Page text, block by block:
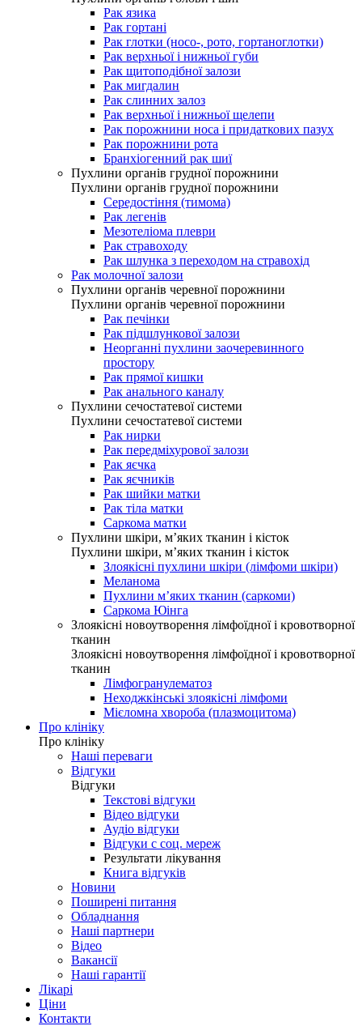
Рак язика
Рак гортані
Рак глотки (носо-, рото, гортаноглотки)
Рак верхньої і нижньої губи
Рак щитоподібної залози
Рак мигдалин
Рак слинних залоз
Рак верхньої і нижньої щелепи
Рак порожнини носа і придаткових пазух
Рак порожнини рота
Бранхіогенний рак шиї
Пухлини органів грудної порожнини
Пухлини органів грудної порожнини
Середостіння (тимома)
Рак легенів
Мезотеліома плеври
Рак стравоходу
Рак шлунка з переходом на стравохід
Рак молочної залози
Пухлини органів черевної порожнини
Пухлини органів черевної порожнини
Рак печінки
Рак підшлункової залози
Неорганні пухлини заочеревинного
простору
Рак прямої кишки
Рак анального каналу
Пухлини сечостатевої системи
Пухлини сечостатевої системи
Рак нирки
Рак передміхурової залози
Рак яєчка
Рак яєчників
Рак шийки матки
Рак тіла матки
Саркома матки
Пухлини шкіри, м’яких тканин і кісток
Пухлини шкіри, м’яких тканин і кісток
Злоякісні пухлини шкіри (лімфоми шкіри)
Меланома
Пухлини м’яких тканин (саркоми)
Саркома Юінга
Злоякісні новоутворення лімфоїдної і кровотворної
тканин
Злоякісні новоутворення лімфоїдної і кровотворної
тканин
Лімфогранулематоз
Неходжкінські злоякісні лімфоми
Мієломна хвороба (плазмоцитома)
Про клініку
Про клініку
Наші переваги
Відгуки
Відгуки
Текстові відгуки
Відео відгуки
Аудіо відгуки
Відгуки с соц. мереж
Результати лікування
Книга відгуків
Новини
Поширені питання
Обладнання
Наші партнери
Відео
Вакансії
Наші гарантії
Лікарі
Ціни
Контакти